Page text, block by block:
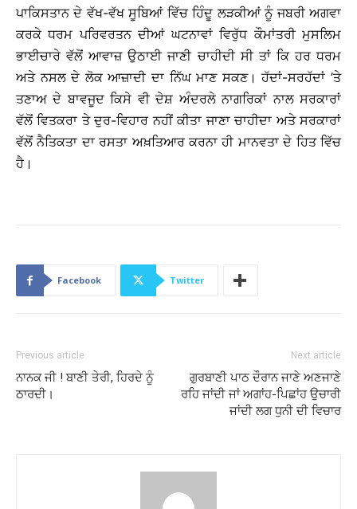
ਪਾਕਿਸਤਾਨ ਦੇ ਵੱਖ-ਵੱਖ ਸੂਬਿਆਂ ਵਿੱਚ ਹਿੰਦੂ ਲੜਕੀਆਂ ਨੂੰ ਜਬਰੀ ਅਗਵਾ
ਕਰਕੇ ਧਰਮ ਪਰਿਵਰਤਨ ਦੀਆਂ ਘਟਨਾਵਾਂ ਵਿਰੁੱਧ ਕੌਮਾਂਤਰੀ ਮੁਸਲਿਮ
ਭਾਈਚਾਰੇ ਵੱਲੋਂ ਆਵਾਜ਼ ਉਠਾਈ ਜਾਣੀ ਚਾਹੀਦੀ ਸੀ ਤਾਂ ਕਿ ਹਰ ਧਰਮ
ਅਤੇ ਨਸਲ ਦੇ ਲੋਕ ਆਜ਼ਾਦੀ ਦਾ ਨਿੱਘ ਮਾਣ ਸਕਣ। ਹੱਦਾਂ-ਸਰਹੱਦਾਂ ’ਤੇ
ਤਣਾਅ ਦੇ ਬਾਵਜੂਦ ਕਿਸੇ ਵੀ ਦੇਸ਼ ਅੰਦਰਲੇ ਨਾਗਰਿਕਾਂ ਨਾਲ ਸਰਕਾਰਾਂ
ਵੱਲੋਂ ਵਿਤਕਰਾ ਤੇ ਦੁਰ-ਵਿਹਾਰ ਨਹੀਂ ਕੀਤਾ ਜਾਣਾ ਚਾਹੀਦਾ ਅਤੇ ਸਰਕਾਰਾਂ
ਵੱਲੋਂ ਨੈਤਿਕਤਾ ਦਾ ਰਸਤਾ ਅਖ਼ਤਿਆਰ ਕਰਨਾ ਹੀ ਮਾਨਵਤਾ ਦੇ ਹਿਤ ਵਿੱਚ
ਹੈ।
Facebook Twitter
Previous article
ਨਾਨਕ ਜੀ ! ਬਾਣੀ ਤੇਰੀ, ਹਿਰਦੇ ਨੂੰ
ਠਾਰਦੀ।
Next article
ਗੁਰਬਾਣੀ ਪਾਠ ਦੌਰਾਨ ਜਾਣੇ ਅਣਜਾਣੇ
ਰਹਿ ਜਾਂਦੀ ਜਾਂ ਅਗਾਂਹ-ਪਿਛਾਂਹ ਉਚਾਰੀ
ਜਾਂਦੀ ਲਗ ਧੁਨੀ ਦੀ ਵਿਚਾਰ